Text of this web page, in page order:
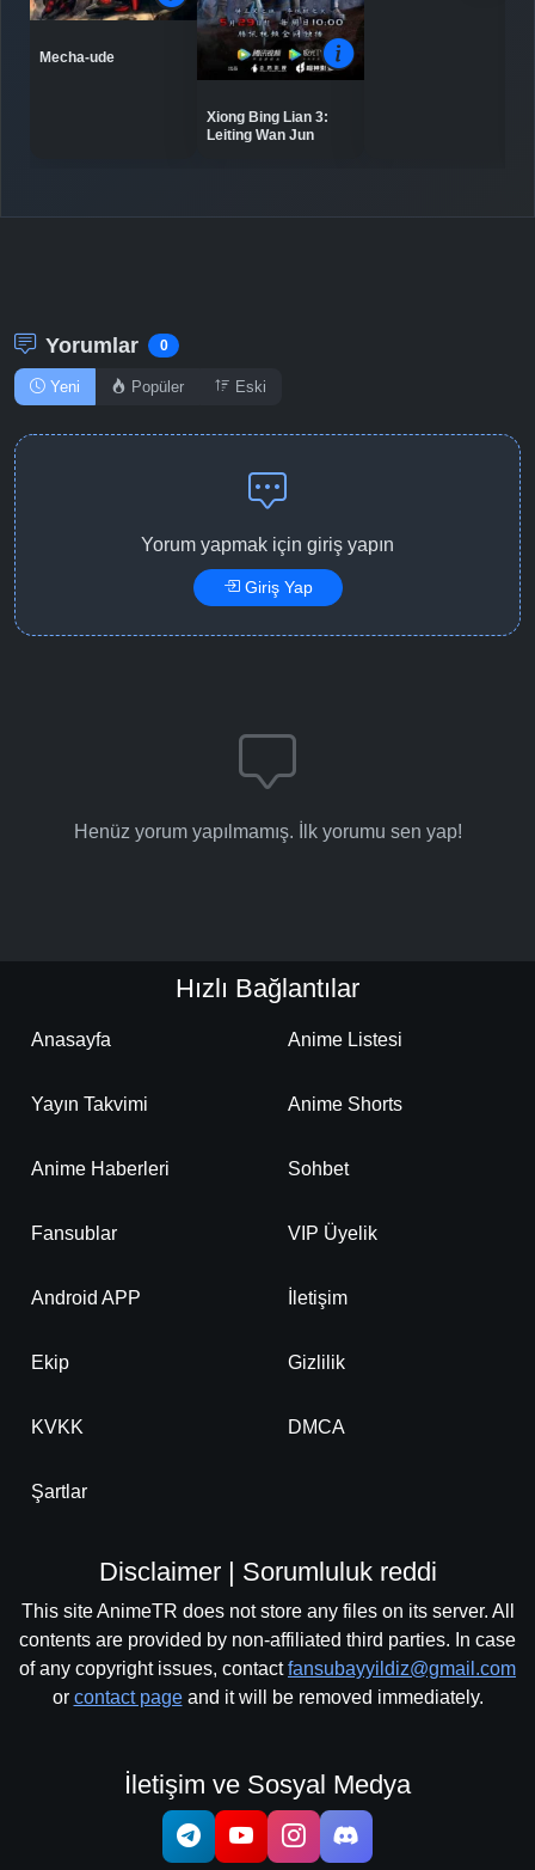
Detaylar
Mecha-ude
Xiong Bing Lian 3:
Leiting Wan Jun
Yorumlar 0
Yeni Popüler Eski
Yorum yapmak için giriş yapın
Giriş Yap
Henüz yorum yapılmamış. İlk yorumu sen yap!
Hızlı Bağlantılar
Anasayfa Anime Listesi
Yayın Takvimi Anime Shorts
Anime Haberleri Sohbet
Fansublar VIP Üyelik
Android APP İletişim
Ekip Gizlilik
KVKK DMCA
Şartlar
Disclaimer | Sorumluluk reddi
This site AnimeTR does not store any files on its server. All
contents are provided by non-affiliated third parties. In case
of any copyright issues, contactfansubayyildiz@gmail.com
or contact pageand it will be removed immediately.
İletişim ve Sosyal Medya